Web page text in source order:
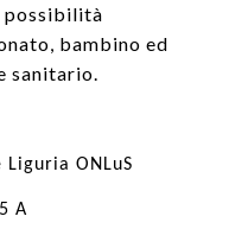
possibilità
bambino ed
sanitario.
Liguria ONLuS
A